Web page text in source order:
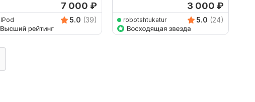
7 000 ₽
5.0 (39)
3 000 ₽
robotshtukatur 5.0 (24)